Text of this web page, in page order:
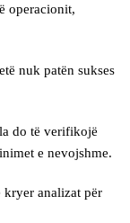
operacionit,
nuk patën sukses
do të verifikojë
e nevojshme.
analizat për